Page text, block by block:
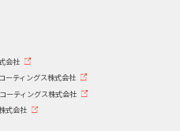
会社
ーティングス株式会社
ーティングス株式会社
式会社